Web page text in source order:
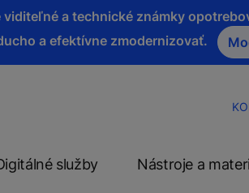
a technické známky
a efektívne zmodernizovať.
služby Nástroje a